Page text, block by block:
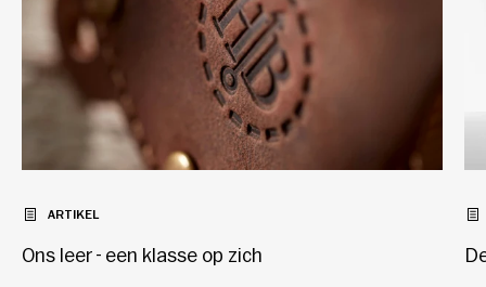
ARTIKEL
Ons leer - een klasse op zich